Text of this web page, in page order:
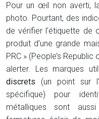
Pour un œil non averti,
photo. Pourtant, des
de vérifier l’étiquette de
produit d’une grande
PRC » (People’s
alerter. Les marques
discrets (un point sur
spécifique) pour
métalliques sont